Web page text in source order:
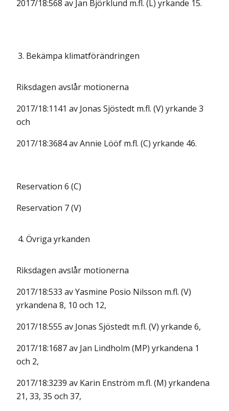
2017/18:568 av Jan Björklund m.fl. (L) yrkande 15.
3. Bekämpa klimatförändringen
Riksdagen avslår motionerna
2017/18:1141 av Jonas Sjöstedt m.fl. (V) yrkande 3
och
2017/18:3684 av Annie Lööf m.fl. (C) yrkande 46.
Reservation 6 (C)
Reservation 7 (V)
4. Övriga yrkanden
Riksdagen avslår motionerna
2017/18:533 av Yasmine Posio Nilsson m.fl. (V)
yrkandena 8, 10 och 12,
2017/18:555 av Jonas Sjöstedt m.fl. (V) yrkande 6,
2017/18:1687 av Jan Lindholm (MP) yrkandena 1
och 2,
2017/18:3239 av Karin Enström m.fl. (M) yrkandena
21, 33, 35 och 37,